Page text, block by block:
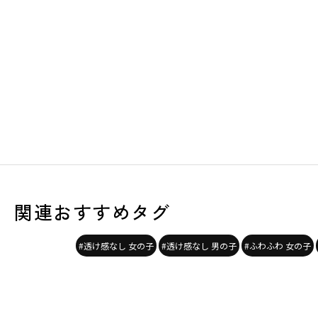
関連おすすめタグ
#透け感なし 女の子 #透け感なし 男の子 #ふわふわ 女の子